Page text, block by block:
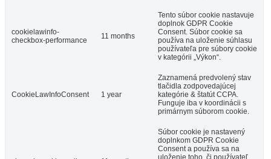
cookielawinfo-
checkbox-performance
11 months
Tento súbor cookie nastavuje
doplnok GDPR Cookie
Consent. Súbor cookie sa
používa na uloženie súhlasu
používateľa pre súbory cookie
v kategórii „Výkon“.
CookieLawInfoConsent 1 year
Zaznamená predvolený stav
tlačidla zodpovedajúcej
kategórie & štatút CCPA.
Funguje iba v koordinácii s
primárnym súborom cookie.
Súbor cookie je nastavený
doplnkom GDPR Cookie
Consent a používa sa na